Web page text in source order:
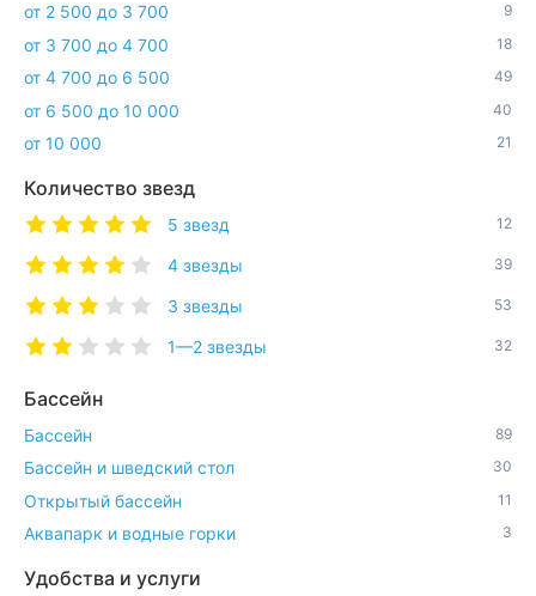
от 2 500 до 3 700 9
от 3 700 до 4 700 18
от 4 700 до 6 500 49
от 6 500 до 10 000 40
от 10 000 21
Количество звезд
5 звезд 12
4 звезды 39
3 звезды 53
1—2 звезды 32
Бассейн
Бассейн 89
Бассейн и шведский стол 30
Открытый бассейн 11
Аквапарк и водные горки 3
Удобства и услуги